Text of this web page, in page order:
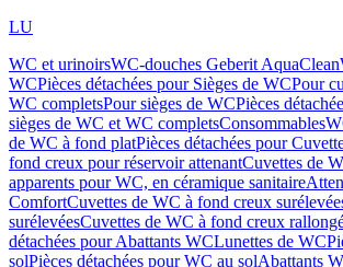
LU
WC et urinoirsWC-douches Geberit AquaClean
WCPièces détachées pour Sièges de WCPour
WC completsPour sièges de WCPièces
sièges de WC et WC completsConsommables
de WC à fond platPièces détachées pour
fond creux pour réservoir attenantCuvettes de
apparents pour WC, en céramique sanitaire
ComfortCuvettes de WC à fond creux
surélevéesCuvettes de WC à fond creux
détachées pour Abattants WCLunettes de WC
solPièces détachées pour WC au solAbattants